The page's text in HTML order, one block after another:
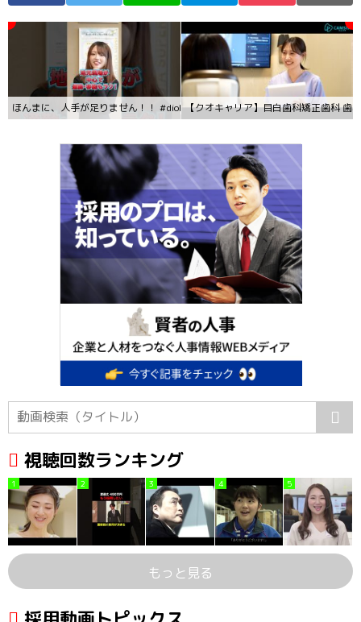
【クオキャリア】目白歯科矯正歯科 歯
ほんまに、人手が足りません！！ #diohomes #採用動画 #一緒に働こう
視聴回数ランキング
1 2 3 4 5
もっと見る